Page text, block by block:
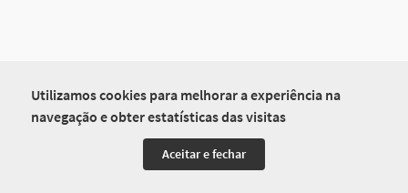
Utilizamos cookies para melhorar a experiência na
navegação e obter estatísticas das visitas
Aceitar e fechar